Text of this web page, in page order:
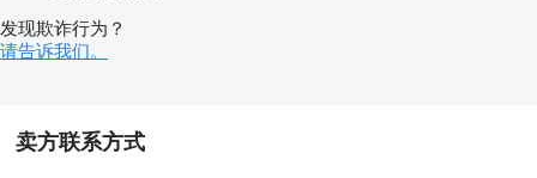
发现欺诈行为？
请告诉我们。
卖方联系方式